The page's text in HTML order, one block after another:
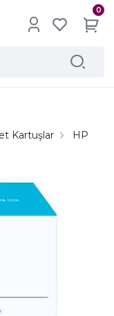
0
Kartuşlar HP